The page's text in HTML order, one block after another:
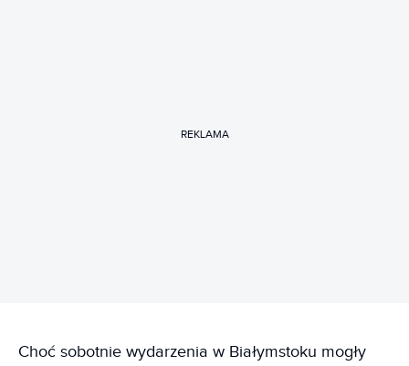
REKLAMA
Choć sobotnie wydarzenia w Białymstoku mogły